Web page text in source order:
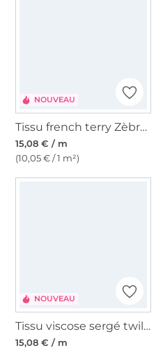
NOUVEAU
Tissu french terry Zèbre, bleu pétrole
15,08 € / m
(10,05 € / 1 m²)
NOUVEAU
Tissu viscose sergé twill big flowers, rouge magenta
15,08 € / m